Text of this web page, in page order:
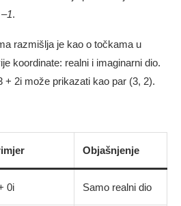
.
razmišlja je kao o točkama u
koordinate: realni i imaginarni dio.
+ 2i može prikazati kao par (3, 2).
Objašnjenje
0i Samo realni dio